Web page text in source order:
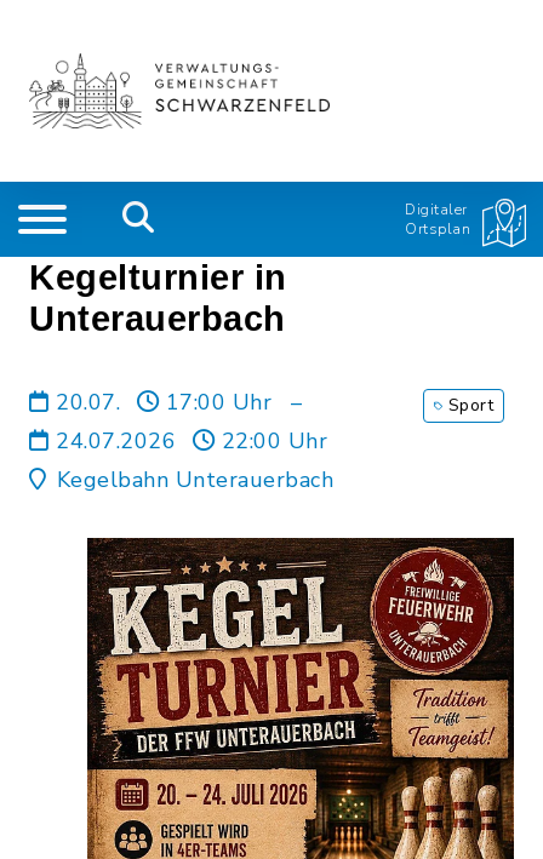
Digitaler
Ortsplan
Kegelturnier in
Unterauerbach
20.07. 17:00 Uhr
–
24.07.2026
22:00 Uhr
Kegelbahn Unterauerbach
Sport